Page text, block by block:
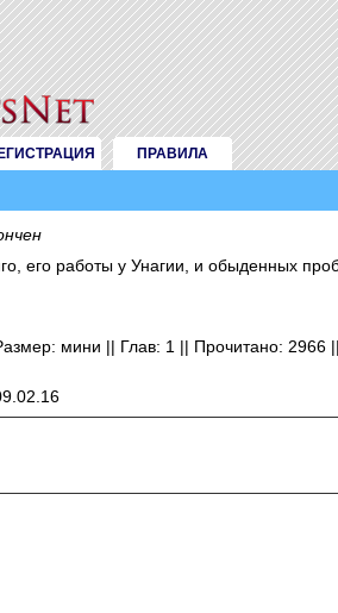
ПРАВИЛА
его работы у Унагии, и обыденных
мини || Глав: 1 || Прочитано: 2966